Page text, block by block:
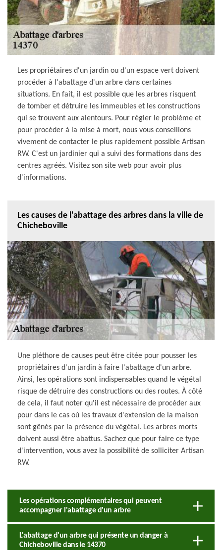
Les propriétaires d'un jardin ou d'un espace vert doivent
procéder à l'abattage d'un arbre dans certaines
situations. En fait, il est possible que les arbres risquent
de tomber et détruire les immeubles et les constructions
qui se trouvent aux alentours. Pour régler le problème et
pour procéder à la mise à mort, nous vous conseillons
vivement de contacter le plus rapidement possible Artisan
RW. C'est un jardinier qui a suivi des formations dans des
centres agréés. Visitez son site web pour avoir plus
d'informations.
Les causes de l'abattage des arbres dans la ville de
Chicheboville
Une pléthore de causes peut être citée pour pousser les
propriétaires d'un jardin à faire l'abattage d'un arbre.
Ainsi, les opérations sont indispensables quand le végétal
risque de détruire des constructions ou des routes. À côté
de cela, il faut noter qu'il est nécessaire de procéder aux
pour dans le cas où les travaux d'extension de la maison
sont gênés par la présence du végétal. Les arbres morts
doivent aussi être abattus. Sachez que pour faire ce type
d'intervention, vous avez la possibilité de solliciter Artisan
RW.
Les opérations complémentaires qui peuvent
accompagner l'abattage d'un arbre
L'abattage d'un arbre qui présente un danger à
Chicheboville dans le 14370